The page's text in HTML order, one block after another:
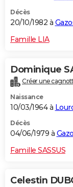
Décès
20/10/1982 à
Famille LIA
Dominique
Créer une
Naissance
10/03/1964 à
Décès
04/06/1979 à
Famille SASSUS
Celestin